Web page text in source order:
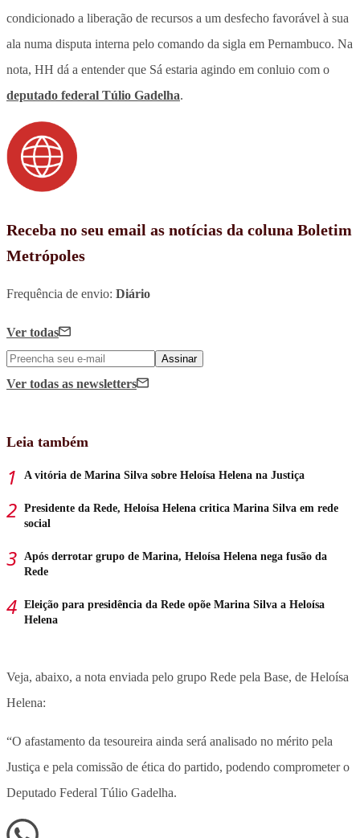
condicionado a liberação de recursos a um desfecho favorável à sua
ala numa disputa interna pelo comando da sigla em Pernambuco. Na
nota, HH dá a entender que Sá estaria agindo em conluio com o
deputado federal Túlio Gadelha.
Receba no seu email as notícias da coluna Boletim
Metrópoles
Frequência de envio: Diário
Ver todas
Assinar
Ver todas as newsletters
Leia também
A vitória de Marina Silva sobre Heloísa Helena na Justiça
Presidente da Rede, Heloísa Helena critica Marina Silva em rede
social
Após derrotar grupo de Marina, Heloísa Helena nega fusão da
Rede
Eleição para presidência da Rede opõe Marina Silva a Heloísa
Helena
Veja, abaixo, a nota enviada pelo grupo Rede pela Base, de Heloísa
Helena:
“O afastamento da tesoureira ainda será analisado no mérito pela
Justiça e pela comissão de ética do partido, podendo comprometer o
Deputado Federal Túlio Gadelha.